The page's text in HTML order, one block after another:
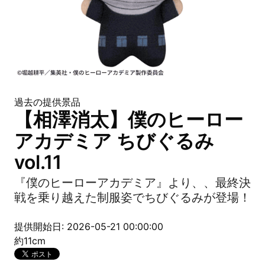
過去の提供景品
【相澤消太】僕のヒーロー
アカデミア ちびぐるみ
vol.11
『僕のヒーローアカデミア』より、、最終決
戦を乗り越えた制服姿でちびぐるみが登場！
提供開始日: 2026-05-21 00:00:00
約11cm